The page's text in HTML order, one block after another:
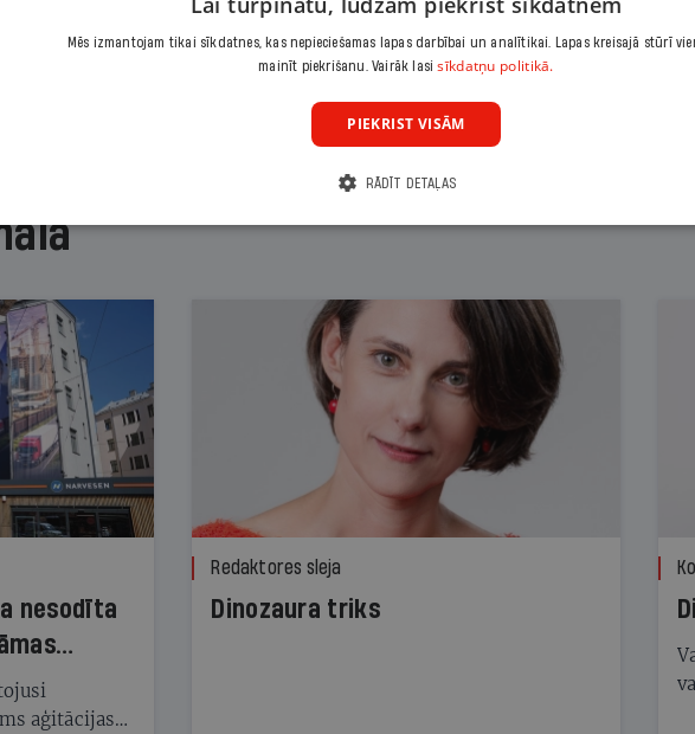
Citas abonēšanas iespējas meklē šeit
nesodīta
aģitācijas
Redaktores sleja
Dinozaura triks
Mēs izmantojam tikai sīkdatnes, kas nepieciešamas lapas darbībai un analītikai. Lapas kreisajā stūrī
mainīt piekrišanu. Vairāk lasisīkdatņu politikā.
PIEKRIST VISĀM
RĀDĪT DETAĻAS